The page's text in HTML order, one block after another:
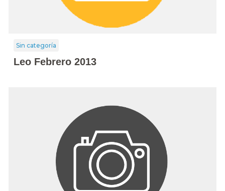
Sin categoría
Leo Febrero 2013